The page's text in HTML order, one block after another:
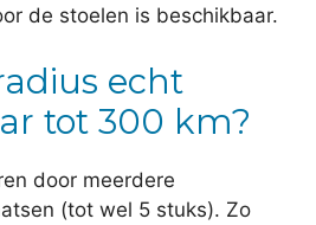
de stoelen is beschikbaar.
echt
tot 300 km?
door meerdere
(tot wel 5 stuks). Zo